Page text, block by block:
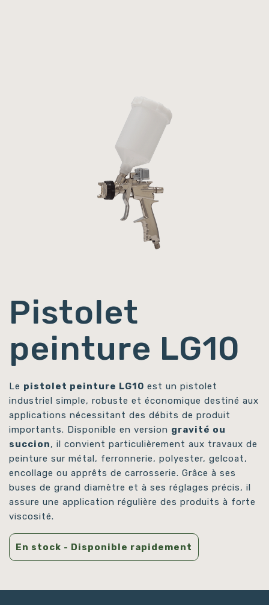
Pistolet
peinture LG10
Le pistolet peinture LG10 est un pistolet
industriel simple, robuste et économique destiné aux
applications nécessitant des débits de produit
importants. Disponible en version gravité ou
succion, il convient particulièrement aux travaux de
peinture sur métal, ferronnerie, polyester, gelcoat,
encollage ou apprêts de carrosserie. Grâce à ses
buses de grand diamètre et à ses réglages précis, il
assure une application régulière des produits à forte
viscosité.
En stock - Disponible rapidement